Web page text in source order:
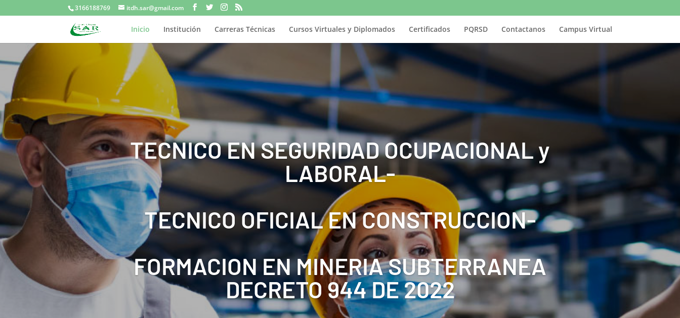
3166188769 itdh.sar@gmail.com
Inicio Institución Carreras Técnicas Cursos Virtuales y Diplomados Certificados PQRSD Contactanos Campus Virtual
TECNICO EN SEGURIDAD OCUPACIONAL y
LABORAL-
TECNICO OFICIAL EN CONSTRUCCION-
FORMACION EN MINERIA SUBTERRANEA
DECRETO 944 DE 2022